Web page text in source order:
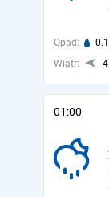
Opad:
Wiatr:
01:00